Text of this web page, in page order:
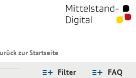
zur Startseite
FAQ
Filter